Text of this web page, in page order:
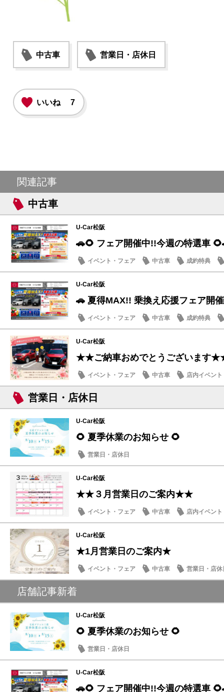
中古車 営業日・店休日
いいね 7
関連記事
中古車
U-Car松阪
🚗🌻 フェア開催中!!今週の特選車
イベント・フェア 中古車 成約特典
U-Car松阪
🚗 夏得MAX!! 乗換え応援フェア開
イベント・フェア 中古車 成約特典
U-Car松阪
★★ご納車おめでとうございます
イベント・フェア 中古車 店内イベント
営業日・店休日
U-Car松阪
🌻 夏季休業のお知らせ 🌻
営業日・店休日
U-Car松阪
★★３月営業日のご案内★★
イベント・フェア 中古車 店内イベント
U-Car松阪
★1月営業日のご案内★
イベント・フェア 中古車 営業日・店休
店舗記事新着
U-Car松阪
🌻 夏季休業のお知らせ 🌻
営業日・店休日
U-Car松阪
🚗🌻 フェア開催中!!今週の特選車